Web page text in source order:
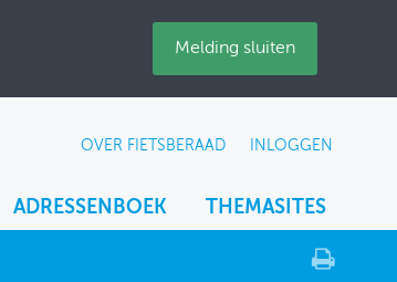
Melding sluiten
OVER FIETSBERAAD INLOGGEN
ADRESSENBOEK THEMASITES